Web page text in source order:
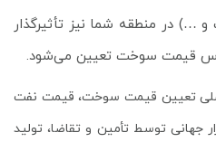
در منطقه شما نیز تأثیرگذار
قیمت سوخت تعیین می‌شود.
تعیین قیمت سوخت، قیمت نفت
جهانی توسط تأمین و تقاضا، تولید